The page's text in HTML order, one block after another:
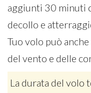
aggiunti 30 minuti
decollo e
Tuo volo può
del vento e delle
La durata del volo